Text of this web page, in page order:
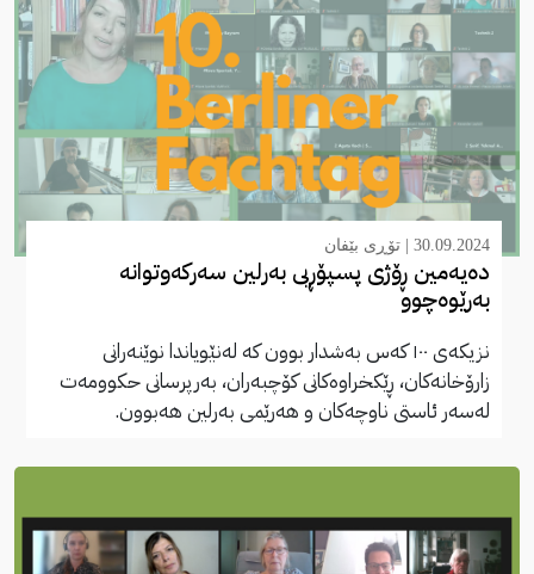
30.09.2024 | تۆڕی بێفان
دەیەمین ڕۆژی پسپۆڕیی بەرلین سەرکەوتوانە
بەرێوەچوو
نزیکەی ١٠٠ کەس بەشدار بوون کە لەنێویاندا نوێنەرانی
زارۆخانەکان، ڕێکخراوەکانی کۆچبەران، بەرپرسانی ‌حکوومەت
لەسەر ئاستی ناوچەکان و هەرێمی بەرلین هەبوون.